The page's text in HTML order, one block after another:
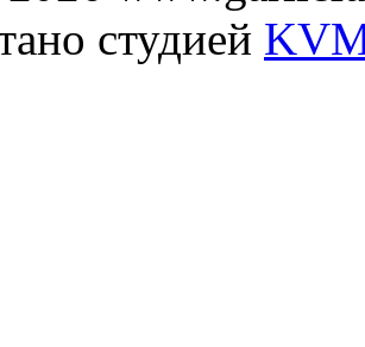
студией